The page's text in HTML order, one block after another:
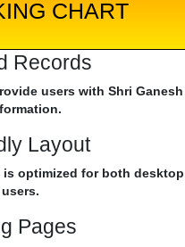
CHART
Records
users with Shri Ganesh
Layout
is optimized for both desktop
Pages